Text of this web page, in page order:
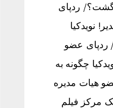
ردپای
نویدکیا
ردپای عضو
چگونه به
هیات مدیره
مرکز فیلم